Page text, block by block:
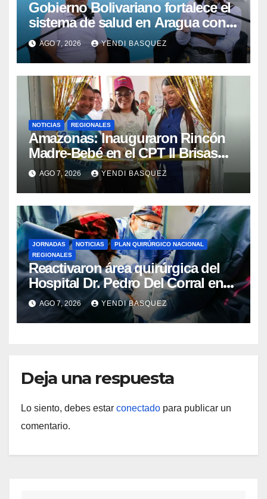
Gobierno Bolivariano fortalece el
sistema de salud en Aragua con
la reinauguración del CDI La Mora
AGO 7, 2026 YENDI BASQUEZ
NOTICIAS REGIONALES
​Amazonas: Inauguraron Rincón
Madre-Bebé en el CPT II Brisas
del Aeropuerto ​Inauguraron
Rincón
AGO 7, 2026 YENDI BASQUEZ
JORNADAS NOTICIAS
PLAN QUIRÚRGICO NACIONAL
REGIONALES
Reactivaron área quirúrgica del
Hospital Dr. Pedro Del Corral en
Guárico
AGO 7, 2026 YENDI BASQUEZ
Deja una respuesta
Lo siento, debes estar conectado para publicar un
comentario.